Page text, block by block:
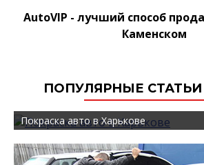
AutoVIP - лучший способ
Каменском
ПОПУЛЯРНЫЕ СТАТЬИ
Покраска авто в Харькове